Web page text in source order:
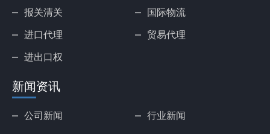
报关清关
国际物流
进口代理
贸易代理
进出口权
新闻资讯
公司新闻 行业新闻